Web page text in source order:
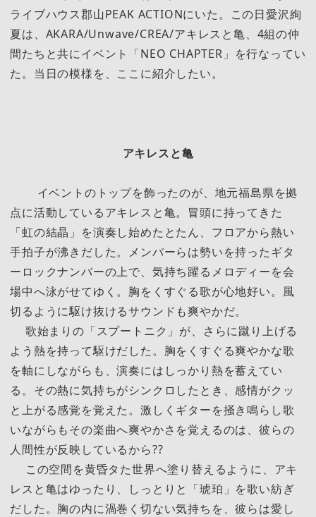
ライブハウス郡山PEAK ACTIONにいた。この日愛沢絢
夏は、AKARA/Unwave/CREA/アキレスと亀、4組の仲
間たちと共にイベント「NEO CHAPTER」を行なってい
た。当日の模様を、ここに紹介したい。
アキレスと亀
イベントのトップを飾ったのが、地元福島県を拠
点に活動しているアキレスと亀。冒頭に持ってきた
「虹の結晶」を演奏し始めたとたん、フロアから熱い
手拍子が沸きだした。メンバーらは勢いを持ったギタ
ーロックナンバーの上で、気持ち躍るメロディーを会
場中へ泳がせてゆく。胸をくすぐる歌が心地好い。風
切るように駆け抜けるサウンドも爽やかだ。
歌始まりの「スプートニク」が、さらに蹴り上げる
よう熱を持って駆けだした。胸をくすぐる爽やかな歌
を軸にしながらも、演奏にはしっかり熱を蓄えてい
る。その熱に気持ちがシンクロしたとき、感情がクッ
と上がる感覚を覚えた。激しくギターを掻き鳴らし歌
いながらもその楽曲へ爽やかさを覚えるのは、彼らの
人間性が反映しているから??
この空間を黄昏タた世界へ塗り替えるように、アキ
レスと亀はゆったり、しっとりと「琥珀」を歌い紡ぎ
だした。胸の内に渦巻く切ない気持ちを、彼らは愛し